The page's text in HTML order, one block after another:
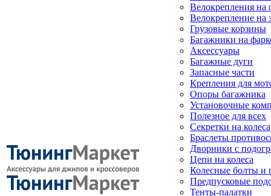
Велокрепления на
Велокрепление на
Грузовые корзины
Багажники на
Аксессуары
Багажные дуги
Запасные части
Крепления для
Опоры багажника
Установочные
Полезное для всех
Секретки на колеса
Браслеты
Дворники с
Цепи на колеса
Колесные болты и
Предпусковые
Тенты-палатки